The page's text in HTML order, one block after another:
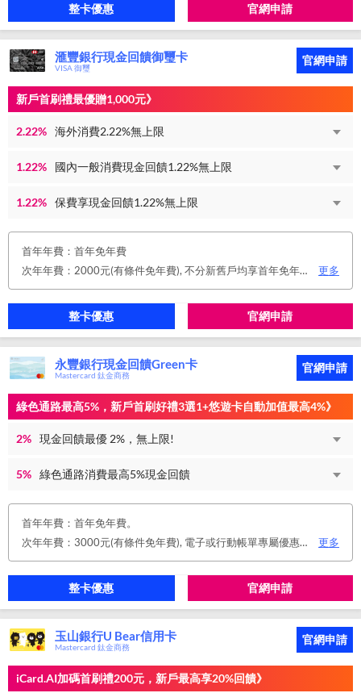
整卡優惠 官網申請
滙豐銀行現金回饋御璽卡
VISA 御璽
官網申請
新戶首刷禮最優贈1,000元》
2.22% 海外消費2.22%無上限
1.22% 國內一般消費現金回饋1.22%無上限
1.22% 保費享現金回饋1.22%無上限
首年年費：首年免年費
次年年費：2000元(有條件免年費), 不分新舊戶均享首年免年費，第二年起符合以下條件享年費優惠辦法： 1.使用非紙本帳單(電子帳單或行動帳單)終身免年費。 2.前一年消費滿8 萬或 12 次享次年免年費。
更多
整卡優惠 官網申請
永豐銀行現金回饋Green卡
Mastercard 鈦金商務
官網申請
綠色通路最高5%，新戶首刷好禮3選1+悠遊卡自動加值最高4%》
2% 現金回饋最優 2%，無上限!
5% 綠色通路消費最高5%現金回饋
首年年費：首年免年費。
次年年費：3000元(有條件免年費), 電子或行動帳單專屬優惠： 申請信用卡電子或行動對帳單且取消實體帳單，於電子/行動帳單申請期間，正、附卡皆享免年費之優惠。 年度消費減免辦法： 第2年起，以收取年費當年前12個月累計消費滿NT$150,000或不限金額消費12次，即免收次年年費。 年費：正卡NT$3,000、附卡NT$1,500，附卡6張(含)以內免年費。
更多
整卡優惠 官網申請
玉山銀行U Bear信用卡
Mastercard 鈦金商務
官網申請
iCard.AI加碼首刷禮200元，新戶最高享20%回饋》